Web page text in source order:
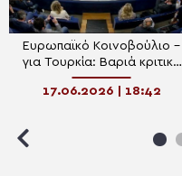
Ευρωπαϊκό Κοινοβούλιο –
για Τουρκία: Βαριά κριτική
για “Γαλάζια Πατρίδα” και
μνημεία πολιτιστικής
17.06.2026 | 18:42